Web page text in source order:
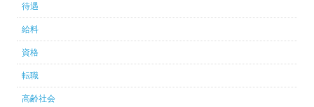
待遇
給料
資格
転職
高齢社会